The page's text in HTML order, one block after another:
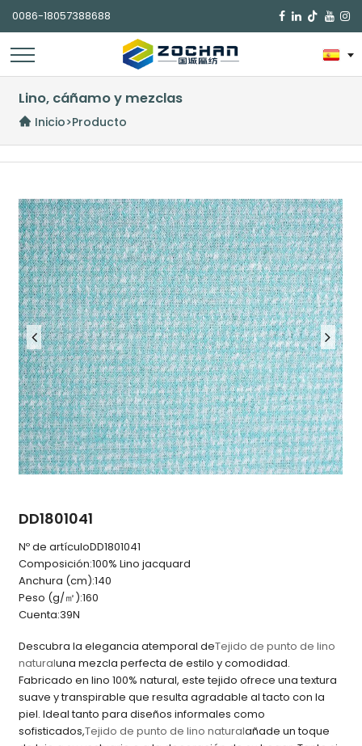
0086-18057388688 
Lino, cáñamo y mezclas
Inicio>Producto
DD1801041
Nº de artículoDD1801041
Composición:100% Lino jacquard
Anchura (cm):140
Peso (g/㎡):160
Cuenta:39N
Descubra la elegancia atemporal deTejido de punto de lino
naturaluna mezcla perfecta de estilo y comodidad.
Fabricado en lino 100% natural, este tejido ofrece una textura
suave y transpirable que resulta agradable al tacto con la
piel. Ideal tanto para diseños informales como
sofisticados,Tejido de punto de lino naturalañade un toque